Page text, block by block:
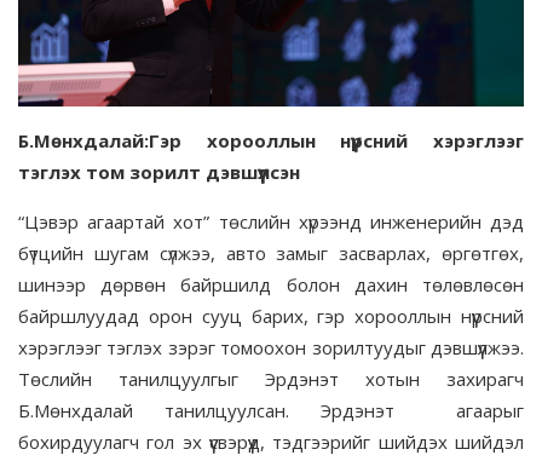
Б.Мөнхдалай:Гэр хорооллын нүүрсний хэрэглээг
тэглэх том зорилт дэвшүүлсэн
“Цэвэр агаартай хот” төслийн хүрээнд инженерийн дэд
бүтцийн шугам сүлжээ, авто замыг засварлах, өргөтгөх,
шинээр дөрвөн байршилд болон дахин төлөвлөсөн
байршлуудад орон сууц барих, гэр хорооллын нүүрсний
хэрэглээг тэглэх зэрэг томоохон зорилтуудыг дэвшүүлжээ.
Төслийн танилцуулгыг Эрдэнэт хотын захирагч
Б.Мөнхдалай танилцуулсан. Эрдэнэт агаарыг
бохирдуулагч гол эх үүсвэрүүд, тэдгээрийг шийдэх шийдэл